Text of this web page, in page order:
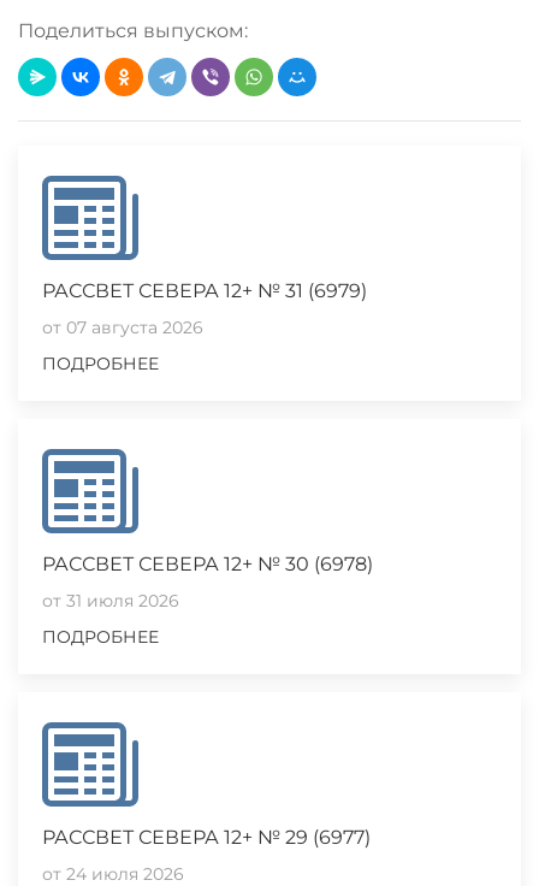
Loading PDF 26% ...
Поделиться выпуском:
РАССВЕТ СЕВЕРА 12+ № 31 (6979)
от 07 августа 2026
ПОДРОБНЕЕ
РАССВЕТ СЕВЕРА 12+ № 30 (6978)
от 31 июля 2026
ПОДРОБНЕЕ
РАССВЕТ СЕВЕРА 12+ № 29 (6977)
от 24 июля 2026